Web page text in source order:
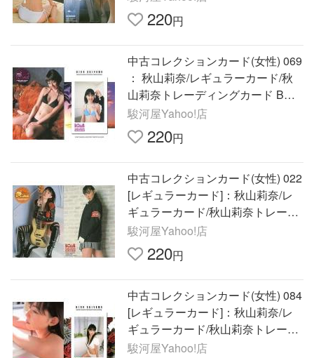
220円
中古コレクションカード(女性) 069
： 秋山莉奈/レギュラーカード/秋
山莉奈トレーディングカード BOM
B CA
駿河屋Yahoo!店
220円
中古コレクションカード(女性) 022
[レギュラーカード]：秋山莉奈/レ
ギュラーカード/秋山莉奈トレーデ
ィングカード BOM
駿河屋Yahoo!店
220円
中古コレクションカード(女性) 084
[レギュラーカード]：秋山莉奈/レ
ギュラーカード/秋山莉奈トレーデ
ィングカード BOM
駿河屋Yahoo!店